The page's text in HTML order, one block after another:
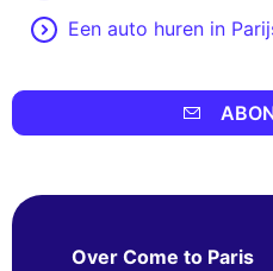
Een auto huren in
Over Come to Paris